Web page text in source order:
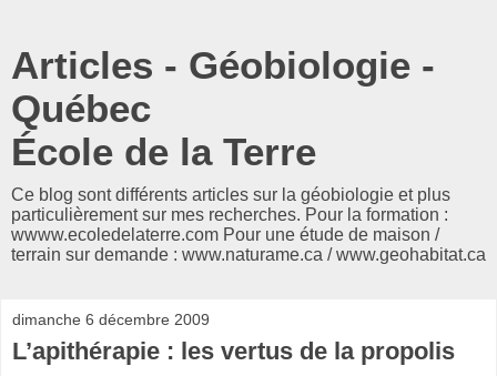
Articles - Géobiologie -
Québec
École de la Terre
Ce blog sont différents articles sur la géobiologie et plus
particulièrement sur mes recherches. Pour la formation :
wwww.ecoledelaterre.com Pour une étude de maison /
terrain sur demande : www.naturame.ca / www.geohabitat.ca
dimanche 6 décembre 2009
L’apithérapie : les vertus de la propolis